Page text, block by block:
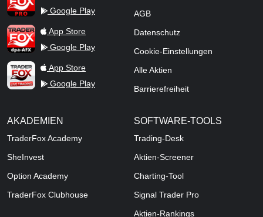
Google Play
TraderFox dpa-AFX ProFeed
App Store
Google Play
TraderFox Live Trading
App Store
Google Play
AGB
Datenschutz
Cookie-Einstellungen
Alle Aktien
Barrierefreiheit
AKADEMIEN
TraderFox Academy
SheInvest
Option Academy
TraderFox Clubhouse
SOFTWARE-TOOLS
Trading-Desk
Aktien-Screener
Charting-Tool
Signal Trader Pro
Aktien-Rankings